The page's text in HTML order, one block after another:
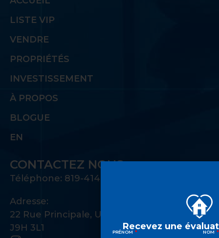
LISTE VIP
VENDRE
PROPRIÉTÉS
INVESTISSEMENT
À PROPOS
BLOGUE
EN
CONTACTEZ NOUS
Téléphone: 819-414-1221
Adresse:
22 Rue Principale, Unité 100 Gatineau, QC
J9H 3L1
Recevez une
PRÉNOM NOM